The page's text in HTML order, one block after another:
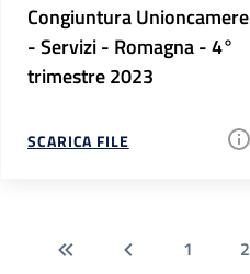
Congiuntura Unioncamere
- Servizi - Romagna - 4°
trimestre 2023
SCARICA FILE
1 2